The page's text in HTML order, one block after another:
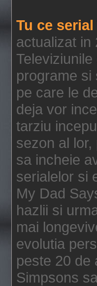
Tu ce
actualizat in
programe si
pe care le
deja vor
tarziu
sezon al
sa incheie
serialelor si
My Dad
hazlii si
mai
evolutia
peste 20 de
Simpsons